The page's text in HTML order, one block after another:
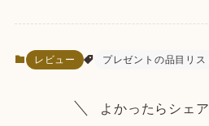
レビュー プレゼントの品目リス
よかったらシェ